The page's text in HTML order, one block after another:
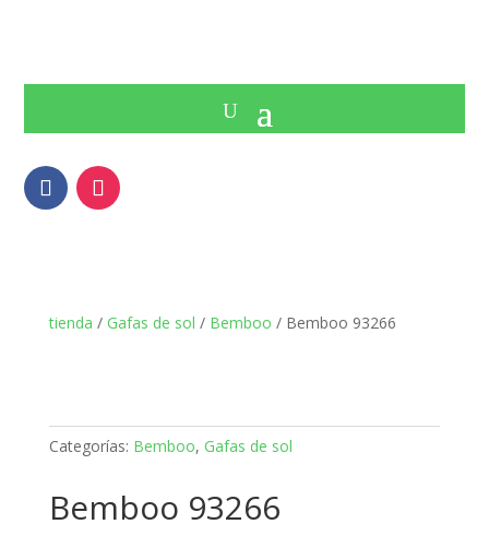
tienda / Gafas de sol / Bemboo / Bemboo 93266
Categorías: Bemboo, Gafas de sol
Bemboo 93266